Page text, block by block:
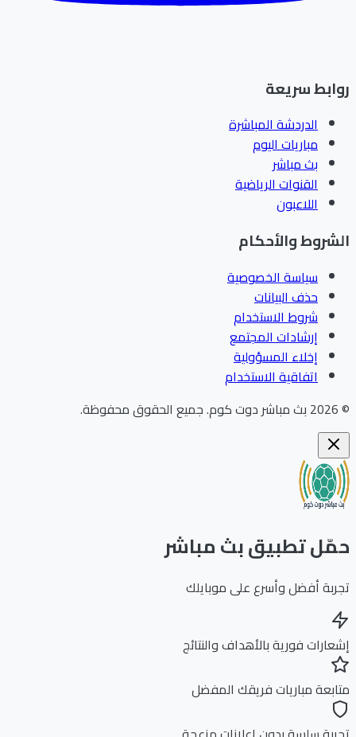
سريعة
الدردشة المباشرة
مباريات اليوم
بث مباشر
القنوات الرياضية
اللاعبون
والأحكام
سياسة الخصوصية
حذف البيانات
شروط الاستخدام
إرشادات المجتمع
إخلاء المسؤولية
اتفاقية الاستخدام
بث مباشر دوت كوم.جميع الحقوق محفوظة.
تطبيق بث مباشر
أفضل وأسرع على موبايلك
فورية بالأهداف والنتائج
مباريات فريقك المفضل